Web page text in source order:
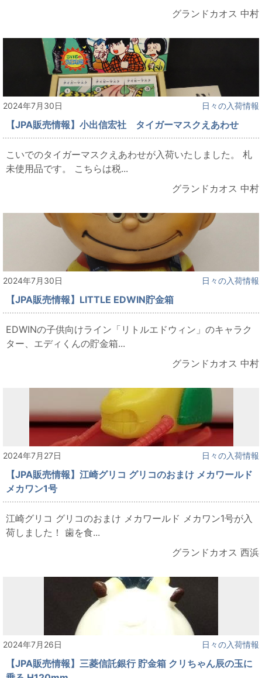
グランドカオス 中村
2024年7月30日 日々の入荷情報
【JPA販売情報】小出信宏社 タイガーマスクえあわせ
こいでのタイガーマスクえあわせが入荷いたしました。 札
未使用品です。 こちらは税...
グランドカオス 中村
2024年7月30日 日々の入荷情報
【JPA販売情報】LITTLE EDWIN貯金箱
EDWINの子供向けライン「リトルエドウィン」のキャラク
ター、エディくんの貯金箱...
グランドカオス 中村
2024年7月27日 日々の入荷情報
【JPA販売情報】江崎グリコ グリコのおまけ メカワールド
メカワン1号
江崎グリコ グリコのおまけ メカワールド メカワン1号が入
荷しました！ 歯を食...
グランドカオス 西浜
2024年7月26日 日々の入荷情報
【JPA販売情報】三菱信託銀行 貯金箱 クリちゃん辰の玉に